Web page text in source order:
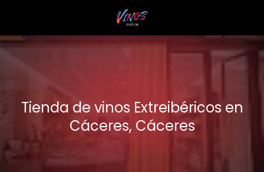
Tienda de vinos Extreibéricos en
Cáceres, Cáceres